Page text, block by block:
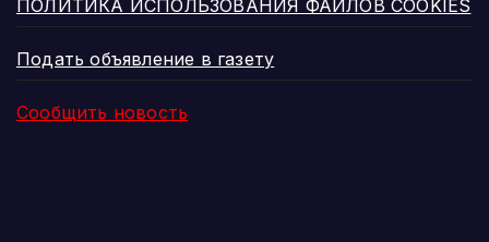
ПОЛИТИКА ИСПОЛЬЗОВАНИЯ ФАЙЛОВ COOKIES
Подать объявление в газету
Сообщить новость